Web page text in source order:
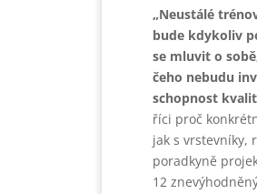
„Neustálé
bude kdykoliv
se mluvit o
čeho nebudu
schopnost
říci proč
jak s vrstevníky,
poradkyně
12